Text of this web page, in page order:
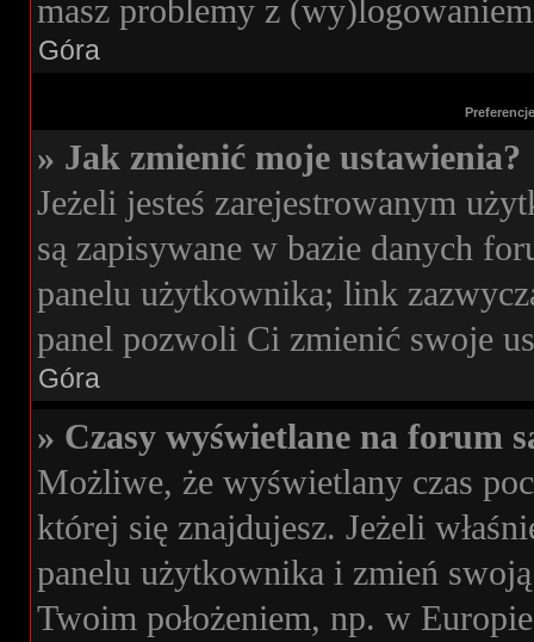
masz problemy z
Góra
» Jak zmienić moje ustawienia?
Jeżeli jesteś zarejestrowanym
są zapisywane w bazie danych
panelu użytkownika; link
panel pozwoli Ci zmienić swoje
Góra
» Czasy wyświetlane na forum
Możliwe, że wyświetlany czas
której się znajdujesz. Jeżeli
panelu użytkownika i zmień swoją
Twoim położeniem, np. w